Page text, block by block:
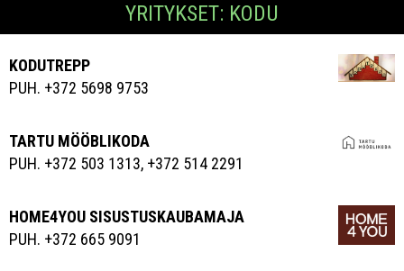
YRITYKSET: KODU
KODUTREPP
PUH. +372 5698 9753
TARTU MÖÖBLIKODA
PUH. +372 503 1313, +372 514 2291
HOME4YOU SISUSTUSKAUBAMAJA
PUH. +372 665 9091